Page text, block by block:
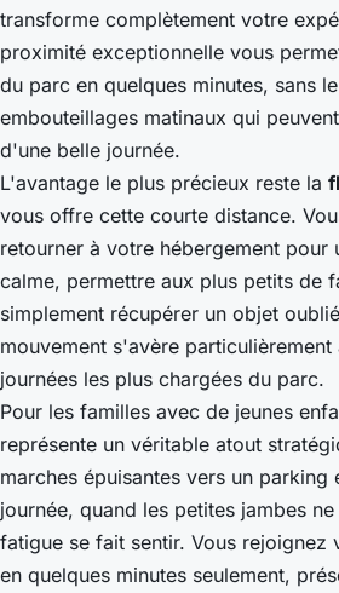
transforme complètement votre
proximité exceptionnelle vous
du parc en quelques minutes, sans
embouteillages matinaux qui
d'une belle journée.
L'avantage le plus précieux reste la
vous offre cette courte distance.
retourner à votre hébergement pour
calme, permettre aux plus petits de
simplement récupérer un objet
mouvement s'avère
journées les plus chargées du parc.
Pour les familles avec de jeunes
représente un véritable atout
marches épuisantes vers un parking
journée, quand les petites jambes
fatigue se fait sentir. Vous rejoignez
en quelques minutes seulement,